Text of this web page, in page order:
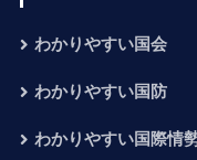
わかりやすい国会
わかりやすい国防
わかりやすい国際情